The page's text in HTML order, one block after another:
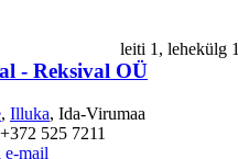
leiti 1,
- Reksival OÜ
, Illuka, Ida-Virumaa
525 7211
e-mail